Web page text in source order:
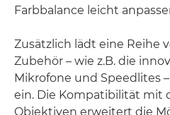
Farbbalance leicht
Zusätzlich lädt eine Reihe
Zubehör – wie z.B. die
Mikrofone und Speedlites
ein. Die Kompatibilität mit
Objektiven erweitert die